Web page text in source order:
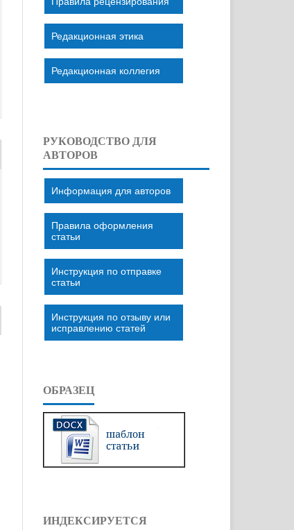
Редакционная этика
Редакционная коллегия
РУКОВОДСТВО ДЛЯ
АВТОРОВ
Информация для авторов
Правила оформления
статьи
Инструкция по отправке
статьи
Инструкция по отзыву или
исправлению статей
ОБРАЗЕЦ
ИНДЕКСИРУЕТСЯ